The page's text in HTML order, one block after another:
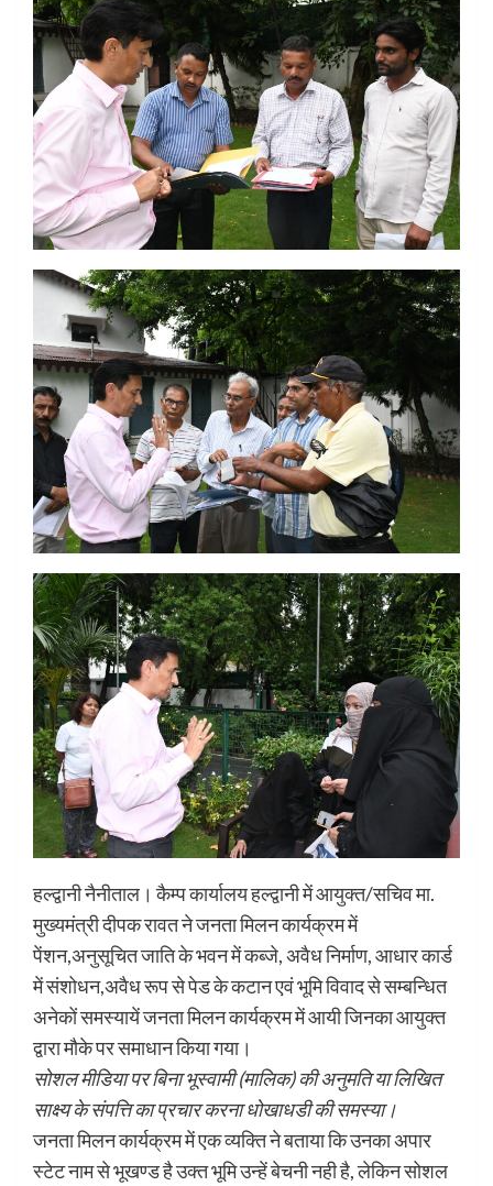
हल्द्वानी नैनीताल। कैम्प कार्यालय हल्द्वानी में आयुक्त/सचिव मा.
मुख्यमंत्री दीपक रावत ने जनता मिलन कार्यक्रम में
पेंशन,अनुसूचित जाति के भवन में कब्जे, अवैध निर्माण, आधार कार्ड
में संशोधन,अवैध रूप से पेड के कटान एवं भूमि विवाद से सम्बन्धित
अनेकों समस्यायें जनता मिलन कार्यक्रम में आयी जिनका आयुक्त
द्वारा मौके पर समाधान किया गया।
सोशल मीडिया पर बिना भूस्वामी (मालिक) की अनुमति या लिखित
साक्ष्य के संपत्ति का प्रचार करना धोखाधडी की समस्या।
जनता मिलन कार्यक्रम में एक व्यक्ति ने बताया कि उनका अपार
स्टेट नाम से भूखण्ड है उक्त भूमि उन्हें बेचनी नही है, लेकिन सोशल